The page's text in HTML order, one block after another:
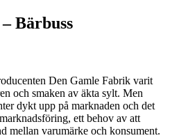
Bärbuss
Den Gamle Fabrik varit
och smaken av äkta sylt. Men
dykt upp på marknaden och det
ett behov av att
mellan varumärke och konsument.